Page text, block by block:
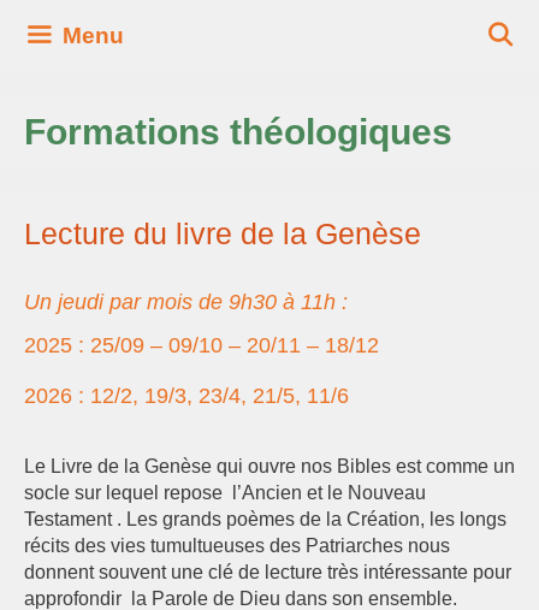
Menu
Formations théologiques
Lecture du livre de la Genèse
Un jeudi par mois de 9h30 à 11h :
2025 : 25/09 – 09/10 – 20/11 – 18/12
2026 : 12/2, 19/3, 23/4, 21/5, 11/6
Le Livre de la Genèse qui ouvre nos Bibles est comme un
socle sur lequel repose l’Ancien et le Nouveau
Testament . Les grands poèmes de la Création, les longs
récits des vies tumultueuses des Patriarches nous
donnent souvent une clé de lecture très intéressante pour
approfondir la Parole de Dieu dans son ensemble.